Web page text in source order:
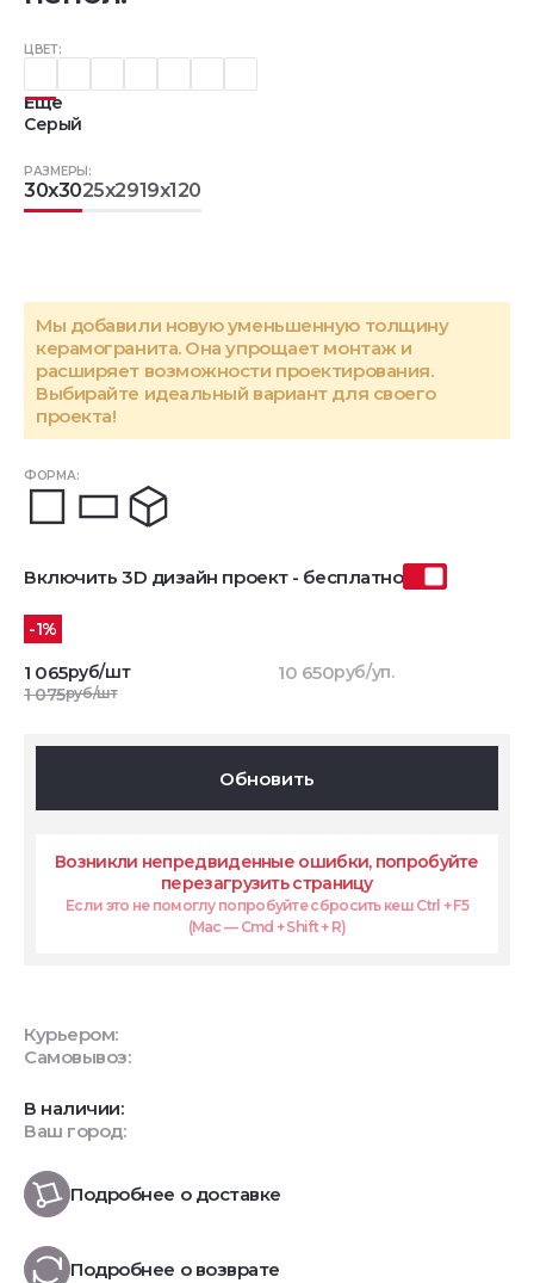
ЦВЕТ:
Еще
Серый
ФОРМА:
РАЗМЕРЫ:
30x3025x2919x120
Мы добавили новую уменьшенную толщину
керамогранита. Она упрощает монтаж и
расширяет возможности проектирования.
Выбирайте идеальный вариант для своего
проекта!
Включить 3D дизайн проект - бесплатно
-1%
1 065руб/шт
1 075руб/шт
10 650руб/уп.
Обновить
Возникли непредвиденные ошибки, попробуйте
перезагрузить страницу
Если это не помоглу попробуйте сбросить кеш Ctrl + F5
(Mac — Cmd + Shift + R)
Курьером:
Самовывоз:
В наличии:
Ваш город:
Подробнее о доставке
Подробнее о возврате